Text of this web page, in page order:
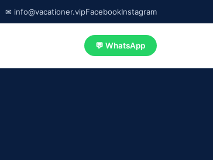
✉ info@vacationer.vipFacebookInstagram
💬 WhatsApp